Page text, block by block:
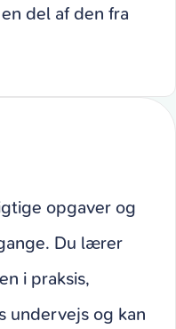
del af den fra
opgaver og
Du lærer
i praksis,
undervejs og kan